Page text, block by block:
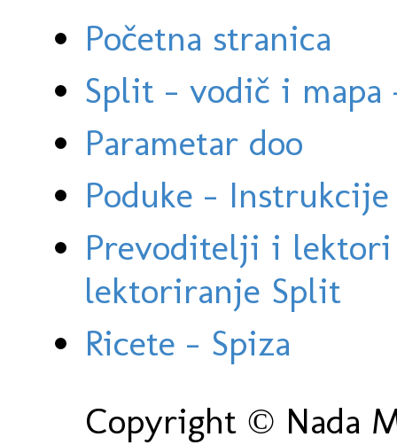
Početna stranica
Split - vodič i
Parametar doo
Poduke -
Prevoditelji i
lektoriranje Split
Ricete - Spiza
Copyright © Nada